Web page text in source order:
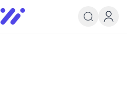
Infoedu
Ta&#039;lim xabarlari va